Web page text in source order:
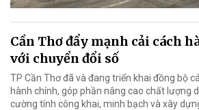
Cần Thơ đẩy mạnh cải cách
với chuyển đổi số
TP Cần Thơ đã và đang triển khai đồng bộ
hành chính, góp phần nâng cao chất lượng
cường tính công khai, minh bạch và xây